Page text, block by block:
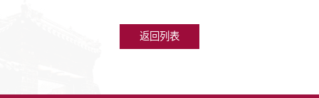
返回列表